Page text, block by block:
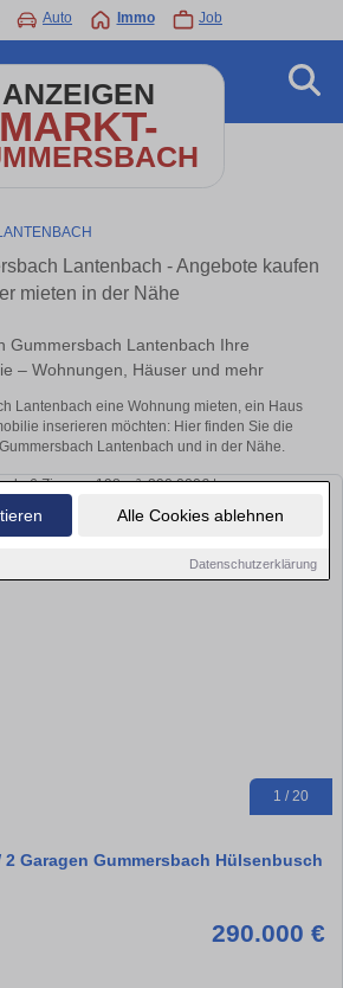
Alle Cookies ablehnen
Datenschutzerklärung
Auto Immo Job
ANZEIGEN
MARKT-
Lantenbach - Angebote kaufen
mieten in der Nähe
Gummersbach Lantenbach Ihre
– Wohnungen, Häuser und mehr
Lantenbach eine Wohnung mieten, ein Haus
inserieren möchten: Hier finden Sie die
Lantenbach und in der Nähe.
1 / 20
Garagen Gummersbach Hülsenbusch
290.000 €